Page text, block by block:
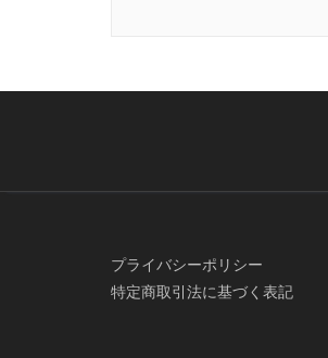
プライバシーポリシー
特定商取引法に基づく表記